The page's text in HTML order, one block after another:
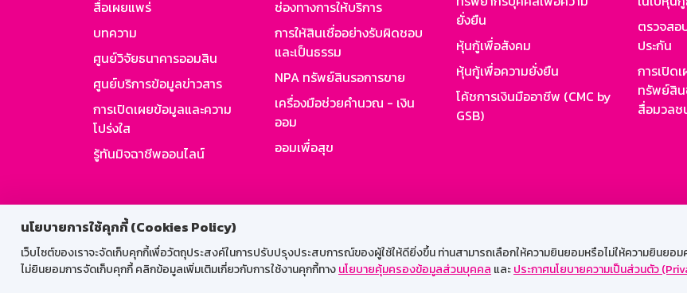
นโยบายการใช้คุกกี้ (Cookies Policy)
เว็บไซต์ของเราจะจัดเก็บคุกกี้เพื่อวัตถุประสงค์ในการปรับปรุงประสบการณ์ของผู้ใช้ให้ดียิ่งขึ้น ท่านสามารถเลือกให้ความยินยอมหรือไม่ให้ความยินยอม
ไม่ยินยอมการจัดเก็บคุกกี้ คลิกข้อมูลเพิ่มเติมเกี่ยวกับการใช้งานคุกกี้ทางนโยบายคุ้มครองข้อมูลส่วนบุคคล และประกาศนโยบายความเป็นส่วนตัว
สื่อเผยแพร่
บทความ
ศูนย์วิจัยธนาคารออมสิน
ศูนย์บริการข้อมูลข่าวสาร
การเปิดเผยข้อมูลและความ
โปร่งใส
รู้ทันมิจฉาชีพออนไลน์
ช่องทางการให้บริการ
การให้สินเชื่ออย่างรับผิดชอบ
และเป็นธรรม
NPA ทรัพย์สินรอการขาย
เครื่องมือช่วยคำนวณ - เงิน
ออม
ออมเพื่อสุข
ยั่งยืน
หุ้นกู้เพื่อสังคม
หุ้นกู้เพื่อความยั่งยืน
โค้ชการเงินมืออาชีพ (CMC by
GSB)
ตรวจส
ประกัน
การเปิด
ทรัพย์สิน
สื่อมวลช